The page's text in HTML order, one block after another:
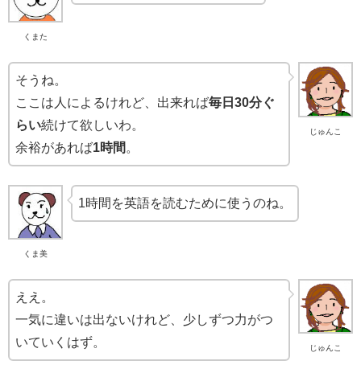
くまた
じゅんこ
そうね。
ここは人によるけれど、出来れば毎日30分ぐ
らい続けて欲しいわ。
余裕があれば1時間 。
くま美
1時間を英語を読むために使うのね。
じゅんこ
ええ。
一気に違いは出ないけれど、少しずつ力がつ
いていくはず。